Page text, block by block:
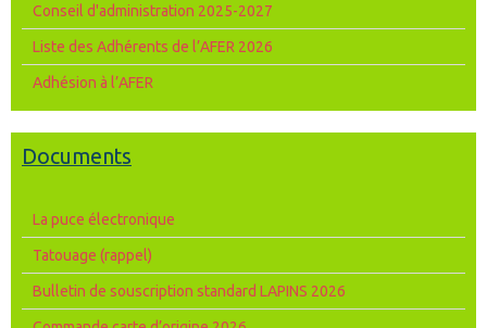
Conseil d'administration 2025-2027
Liste des Adhérents de l’AFER 2026
Adhésion à l’AFER
Documents
La puce électronique
Tatouage (rappel)
Bulletin de souscription standard LAPINS 2026